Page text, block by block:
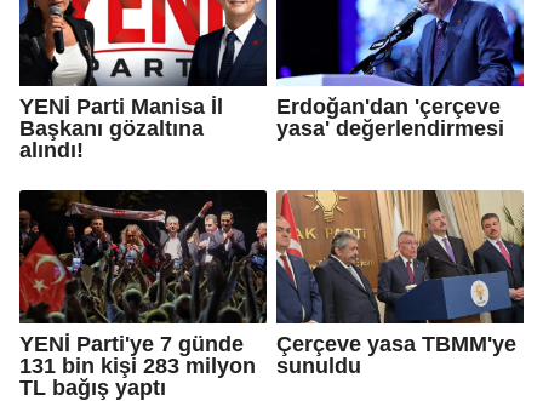
YENİ Parti Manisa İl
Başkanı gözaltına
alındı!
Erdoğan'dan 'çerçeve
yasa' değerlendirmesi
YENİ Parti'ye 7 günde
131 bin kişi 283 milyon
TL bağış yaptı
Çerçeve yasa TBMM'ye
sunuldu